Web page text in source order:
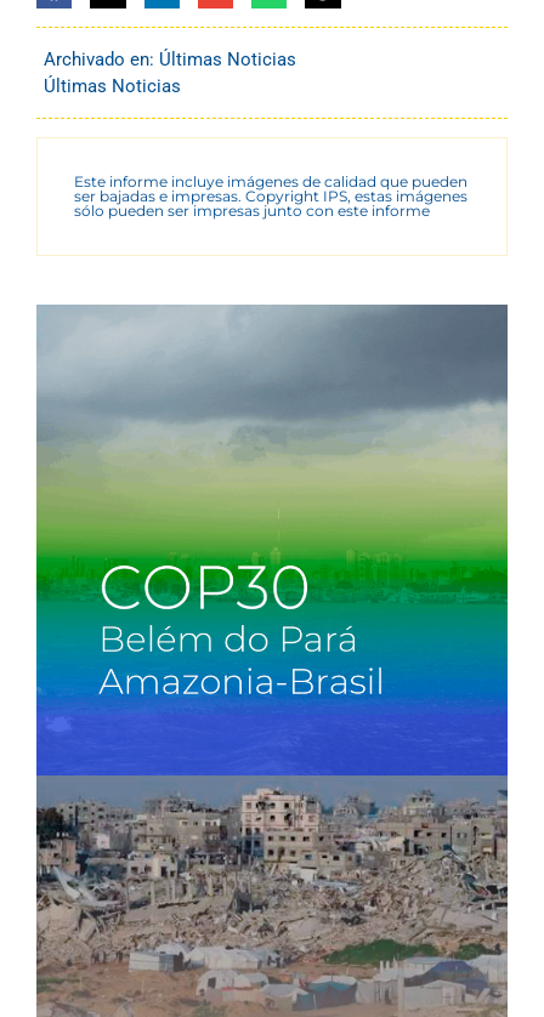
Archivado en: Últimas Noticias
Últimas Noticias
Este informe incluye imágenes de calidad que pueden
ser bajadas e impresas. Copyright IPS, estas imágenes
sólo pueden ser impresas junto con este informe